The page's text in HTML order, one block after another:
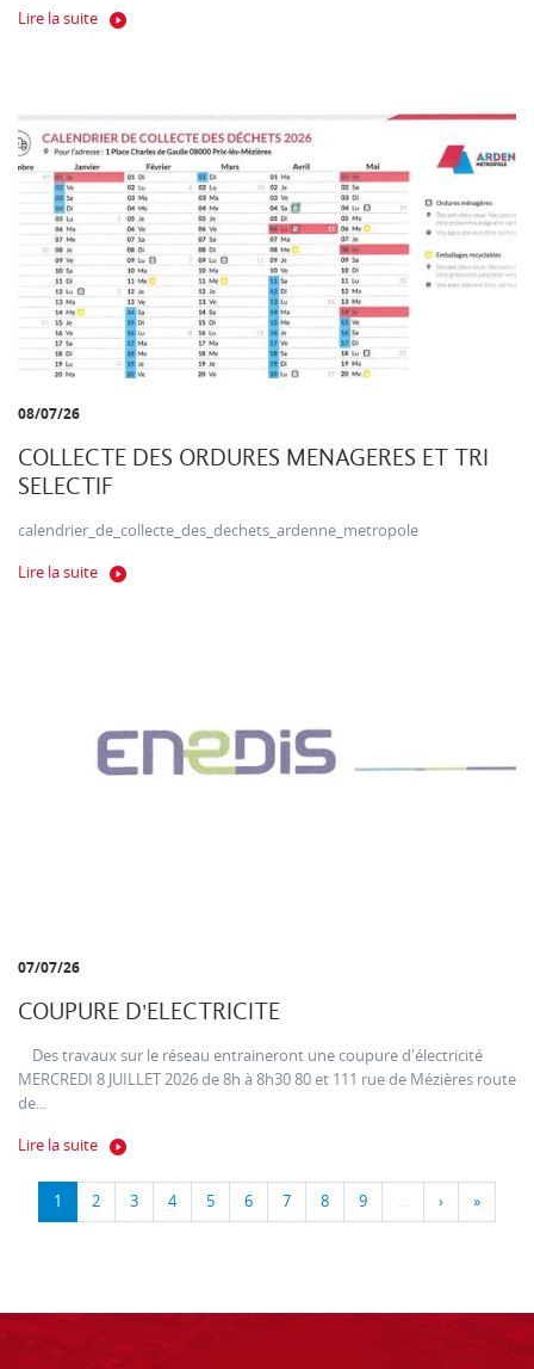
Lire la suite
08/07/26
COLLECTE DES ORDURES MENAGERES ET TRI
SELECTIF
calendrier_de_collecte_des_dechets_ardenne_metropole
Lire la suite
07/07/26
COUPURE D'ELECTRICITE
Des travaux sur le réseau entraineront une coupure d'électricité
MERCREDI 8 JUILLET 2026 de 8h à 8h30 80 et 111 rue de Mézières route
de...
Lire la suite
1 2 3 4 5 6 7 8 9 … › »